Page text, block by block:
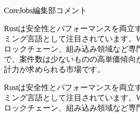
CoreJobs編集部コメント
Rustは安全性とパフォーマンスを両立
ミング言語として注目されています。
ロックチェーン、組み込み領域など専
で、案件数は少ないものの高単価傾向
計力が求められる市場です。
Rustは安全性とパフォーマンスを両立
ミング言語として注目されています。
ロックチェーン、組み込み領域など専